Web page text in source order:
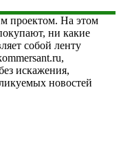
проектом. На этом
ни какие
собой ленту
искажения,
новостей